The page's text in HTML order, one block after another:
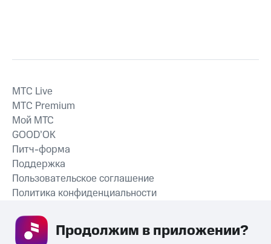
СКАЧАТЬ ПРИЛОЖЕНИЕ
MTС Live
MTС Premium
Мой МТС
GOOD’OK
Питч-форма
Поддержка
Пользовательское соглашение
Политика конфиденциальности